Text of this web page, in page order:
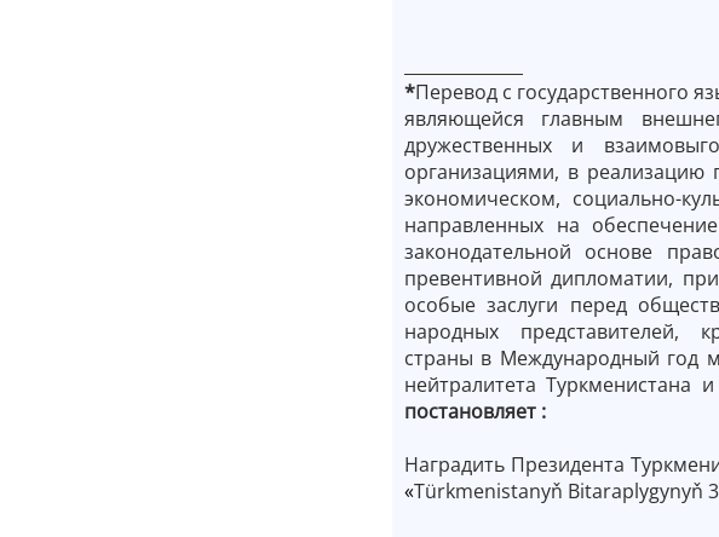
*Перевод с государственного
являющейся главным
дружественных и
организациями, в реализацию
экономическом, социально-
направленных на
законодательной основе
превентивной дипломатии,
особые заслуги перед
народных представителей,
страны в Международный год
нейтралитета Туркменистана
постановляет :
Наградить Президента
«Türkmenistanyň Bitaraplygynyň